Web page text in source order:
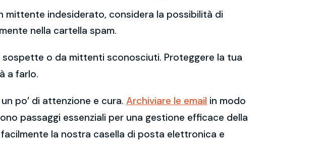
mittente indesiderato, considera la possibilità di
nella cartella spam.
sospette o da mittenti sconosciuti. Proteggere la tua
a farlo.
po’ di attenzione e cura. Archiviare le email in modo
passaggi essenziali per una gestione efficace della
la nostra casella di posta elettronica e